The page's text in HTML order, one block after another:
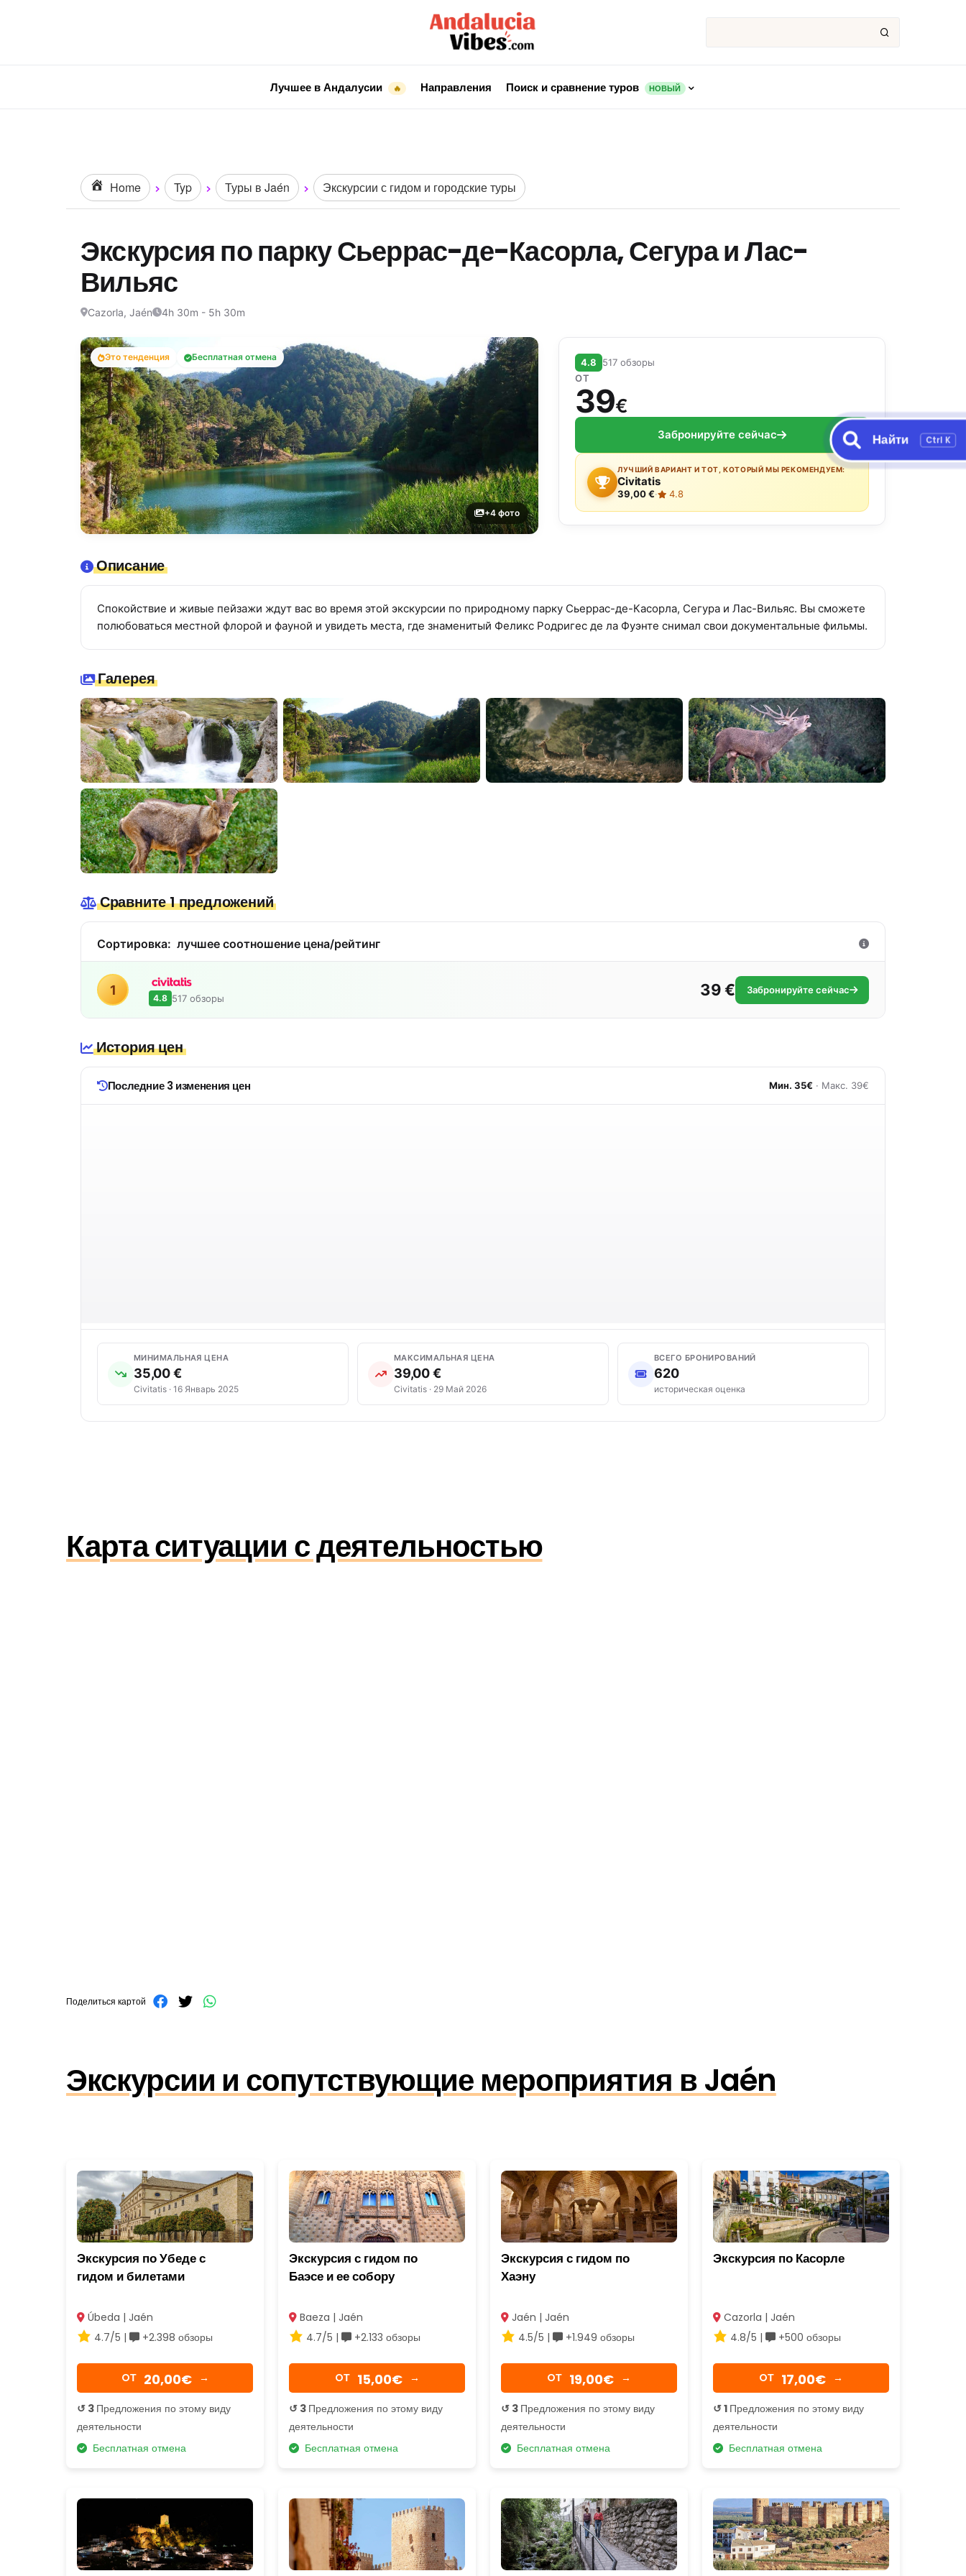
Лучшее в Андалусии 🔥 Направления Поиск и сравнение туров НОВЫЙ
Home Typ Туры в Jaén Экскурсии с гидом и городские туры
Экскурсия по парку Сьеррас-де-Касорла, Сегура и Лас-
Вильяс
Cazorla, Jaén 4h 30m - 5h 30m
Это тенденция Бесплатная отмена
+4 фото
4.8
517 обзоры
ОТ
39€
Забронируйте сейчас
ЛУЧШИЙ ВАРИАНТ И ТОТ, КОТОРЫЙ МЫ РЕКОМЕНДУЕМ:
Civitatis
39,00 €· 4.8
Описание
Спокойствие и живые пейзажи ждут вас во время этой экскурсии по природному парку Сьеррас-де-Касорла, Сегура и Лас-Вильяс. Вы сможете
полюбоваться местной флорой и фауной и увидеть места, где знаменитый Феликс Родригес де ла Фуэнте снимал свои документальные фильмы.
Галерея
Сравните 1 предложений
Сортировка: лучшее соотношение цена/рейтинг
1
4.8 517 обзоры 39 € Забронируйте сейчас
История цен
Последние 3 изменения цен Мин. 35€ · Макс. 39€
МИНИМАЛЬНАЯ ЦЕНА
35,00 €
Civitatis · 16 Январь 2025
МАКСИМАЛЬНАЯ ЦЕНА
39,00 €
Civitatis · 29 Май 2026
ВСЕГО БРОНИРОВАНИЙ
620
историческая оценка
Карта ситуации с деятельностью
Поделиться картой
Экскурсии и сопутствующие мероприятия в Jaén
Экскурсия по Убеде с
гидом и билетами
Úbeda | Jaén
4.7/5 |
+2.398 обзоры
OТ 20,00€ →
↺ 3 Предложения по этому виду
деятельности
Бесплатная отмена
Экскурсия с гидом по
Баэсе и ее собору
Baeza | Jaén
4.7/5 |
+2.133 обзоры
OТ 15,00€ →
↺ 3 Предложения по этому виду
деятельности
Бесплатная отмена
Экскурсия с гидом по
Хаэну
Jaén | Jaén
4.5/5 |
+1.949 обзоры
OТ 19,00€ →
↺ 3 Предложения по этому виду
деятельности
Бесплатная отмена
Экскурсия по Касорле
Cazorla | Jaén
4.8/5 |
+500 обзоры
OТ 17,00€ →
↺ 1 Предложения по этому виду
деятельности
Бесплатная отмена
Найти Ctrl K